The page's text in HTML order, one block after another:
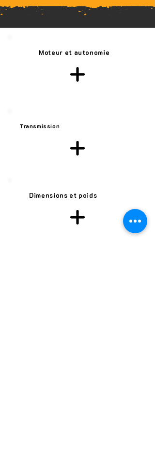
Moteur et autonomie
Transmission
Dimensions et poids